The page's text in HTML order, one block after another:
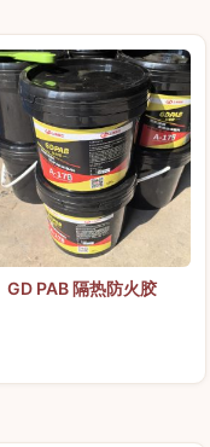
GD PAB 隔热防火胶